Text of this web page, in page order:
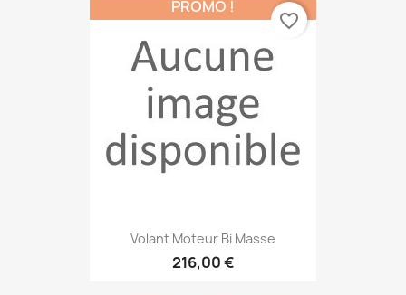
Volant Moteur Bi Masse
216,00 €
PROMO !
favorite_border